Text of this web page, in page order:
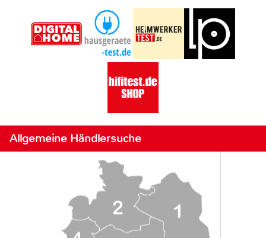
Allgemeine Händlersuche